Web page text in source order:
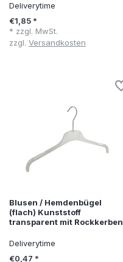
Deliverytime
€1,85 *
* zzgl. MwSt.
zzgl. Versandkosten
Blusen / Hemdenbügel
(flach) Kunststoff
transparent mit Rockkerben
Deliverytime
€0,47 *